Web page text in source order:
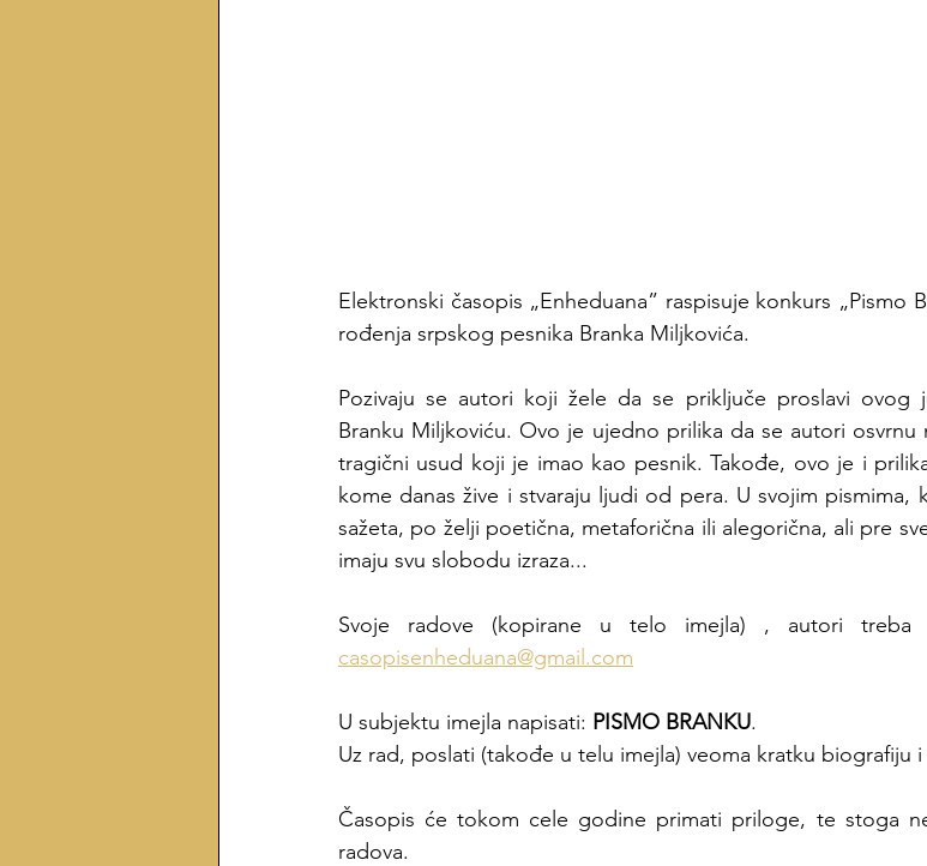
Elektronski časopis „Enheduana” raspisuje konkurs „Pismo
rođenja srpskog pesnika Branka Miljkovića.
Pozivaju se autori koji žele da se priključe proslavi ovog
Branku Miljkoviću. Ovo je ujedno prilika da se autori
tragični usud koji je imao kao pesnik. Takođe, ovo je i
kome danas žive i stvaraju ljudi od pera. U svojim
sažeta, po želji poetična, metaforična ili alegorična, ali pre
imaju svu slobodu izraza...
casopisenheduana@gmail.com
U subjektu imejla napisati: PISMO BRANKU.
Uz rad, poslati (takođe u telu imejla) veoma kratku biografiju
Časopis će tokom cele godine primati priloge, te stoga
radova.